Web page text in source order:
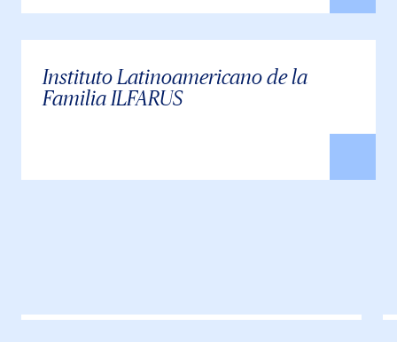
Instituto Latinoamericano de la
Familia ILFARUS